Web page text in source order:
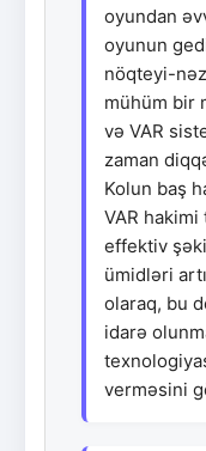
oyundan
oyunun
nöqteyi-
mühüm bir
və VAR
zaman
Kolun baş
VAR hakimi
effektiv
ümidləri
olaraq, bu
idarə
verməsini